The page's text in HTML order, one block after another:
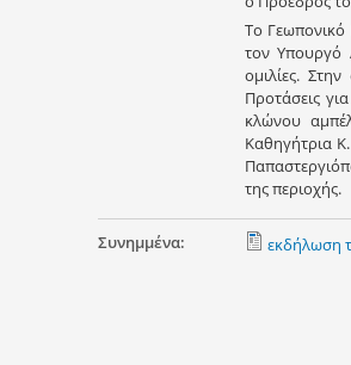
Το
τον Υπουργό
ομιλίες.
Προτάσεις
κλώνου
Καθηγήτρια
της περιοχής.
Συνημμένα: εκδήλωση